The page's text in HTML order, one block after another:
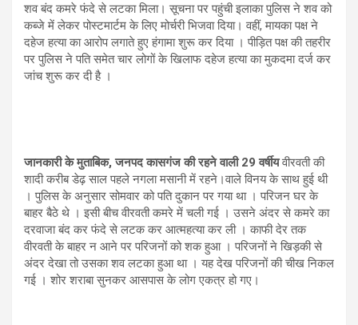
शव बंद कमरे फंदे से लटका मिला। सूचना पर पहुंची इलाका पुलिस ने शव को
कब्जे में लेकर पोस्टमार्टम के लिए मोर्चरी भिजवा दिया। वहीं, मायका पक्ष ने
दहेज हत्या का आरोप लगाते हुए हंगामा शुरू कर दिया । पीड़ित पक्ष की तहरीर
पर पुलिस ने पति समेत चार लोगों के खिलाफ दहेज हत्या का मुकदमा दर्ज कर
जांच शुरू कर दी है ।
जानकारी के मुताबिक, जनपद कासगंज की रहने वाली 29 वर्षीयवीरवती की
शादी करीब डेढ़ साल पहले नगला मसानी में रहने।वाले विनय के साथ हुई थी
। पुलिस के अनुसार सोमवार को पति दुकान पर गया था । परिजन घर के
बाहर बैठे थे । इसी बीच वीरवती कमरे में चली गई । उसने अंदर से कमरे का
दरवाजा बंद कर फंदे से लटक कर आत्महत्या कर ली । काफी देर तक
वीरवती के बाहर न आने पर परिजनों को शक हुआ । परिजनों ने खिड़की से
अंदर देखा तो उसका शव लटका हुआ था । यह देख परिजनों की चीख निकल
गई । शोर शराबा सुनकर आसपास के लोग एकत्र हो गए।